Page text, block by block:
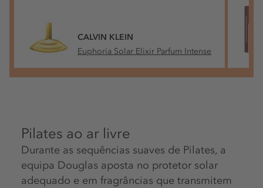
CALVIN KLEIN
Euphoria Solar Elixir Parfum Intense
Pilates ao ar livre
Durante as sequências suaves de Pilates, a
equipa Douglas aposta no protetor solar
adequado e em fragrâncias que transmitem